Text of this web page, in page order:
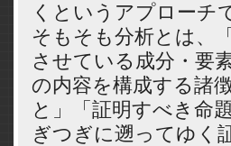
くというアプローチ
そもそも分析とは、
させている成分・要
の内容を構成する諸
と」「証明すべき命
ぎつぎに遡ってゆく